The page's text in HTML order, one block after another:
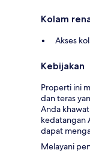
Kolam
Akses
Kebijakan
Properti ini
dan teras
Anda
kedatangan
dapat
Melayani